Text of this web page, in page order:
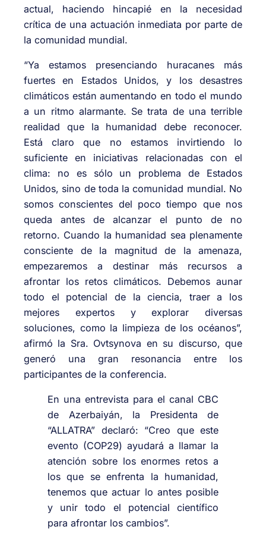
actual, haciendo hincapié en la necesidad
crítica de una actuación inmediata por parte de
la comunidad mundial.
“Ya estamos presenciando huracanes más
fuertes en Estados Unidos, y los desastres
climáticos están aumentando en todo el mundo
a un ritmo alarmante. Se trata de una terrible
realidad que la humanidad debe reconocer.
Está claro que no estamos invirtiendo lo
suficiente en iniciativas relacionadas con el
clima: no es sólo un problema de Estados
Unidos, sino de toda la comunidad mundial. No
somos conscientes del poco tiempo que nos
queda antes de alcanzar el punto de no
retorno. Cuando la humanidad sea plenamente
consciente de la magnitud de la amenaza,
empezaremos a destinar más recursos a
afrontar los retos climáticos. Debemos aunar
todo el potencial de la ciencia, traer a los
mejores expertos y explorar diversas
soluciones, como la limpieza de los océanos”,
afirmó la Sra. Ovtsynova en su discurso, que
generó una gran resonancia entre los
participantes de la conferencia.
En una entrevista para el canal CBC
de Azerbaiyán, la Presidenta de
“ALLATRA” declaró: “Creo que este
evento (COP29) ayudará a llamar la
atención sobre los enormes retos a
los que se enfrenta la humanidad,
tenemos que actuar lo antes posible
y unir todo el potencial científico
para afrontar los cambios”.